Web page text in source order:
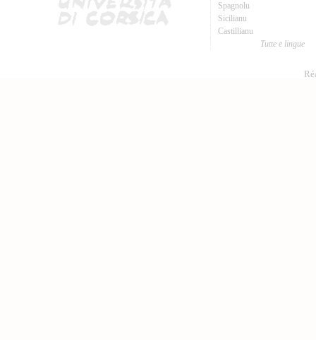
Spagnolu
Sicilianu
Castillianu
Tutte e lingue